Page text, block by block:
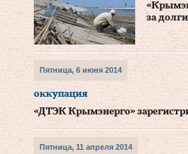
за долги
Пятница, 6 июня 2014
оккупация
«ДТЭК Крымэнерго»
Пятница, 11 апреля 2014